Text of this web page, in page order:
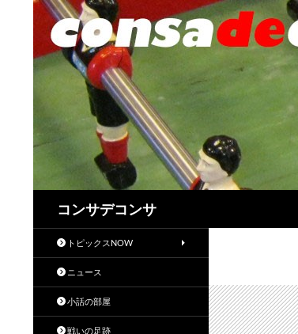
コンサデコンサ
トピックスNOW
ニュース
小話の部屋
戦いの足跡